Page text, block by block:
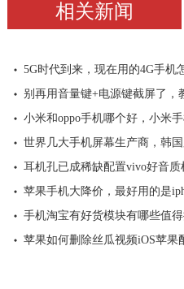
相关新闻
5G时代到来，现在用的4G手机
别再用音量键+电源键截屏了，
小米和oppo手机哪个好，小米
世界几大手机屏幕生产商，韩
耳机孔已成稀缺配置vivo好音质
苹果手机大降价，最好用的是
手机淘宝有好货模块有哪些值
苹果如何删除丝瓜视频iOS苹果